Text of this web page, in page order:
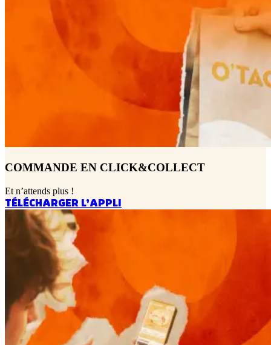
COMMANDE EN CLICK&COLLECT
Et n’attends plus !
TÉLÉCHARGER L’APPLI